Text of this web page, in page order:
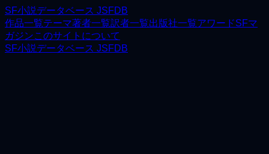
SF小説データベース JSFDB
作品一覧テーマ著者一覧訳者一覧出版社一覧アワードSFマ
ガジンこのサイトについて
SF小説データベース JSFDB